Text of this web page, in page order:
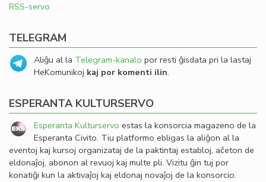
RSS-servo
TELEGRAM
Aliĝu al la Telegram-kanalo por resti ĝisdata pri la lastaj
HeKomunikoj kaj por komenti ilin.
ESPERANTA KULTURSERVO
Esperanta Kulturservo estas la konsorcia magazeno de la
Esperanta Civito. Tiu platformo ebligas la aliĝon al la
eventoj kaj kursoj organizataj de la paktintaj establoj, aĉeton de
eldonaĵoj, abonon al revuoj kaj multe pli. Vizitu ĝin tuj por
konatiĝi kun la aktivaĵoj kaj eldonaj novaĵoj de la konsorcio.